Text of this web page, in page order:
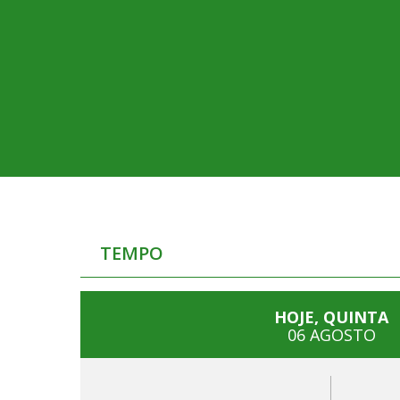
TEMPO
HOJE, QUINTA
06 AGOSTO